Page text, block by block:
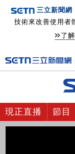
三立新聞網
技術來改善使用者
了
現正直播 節目